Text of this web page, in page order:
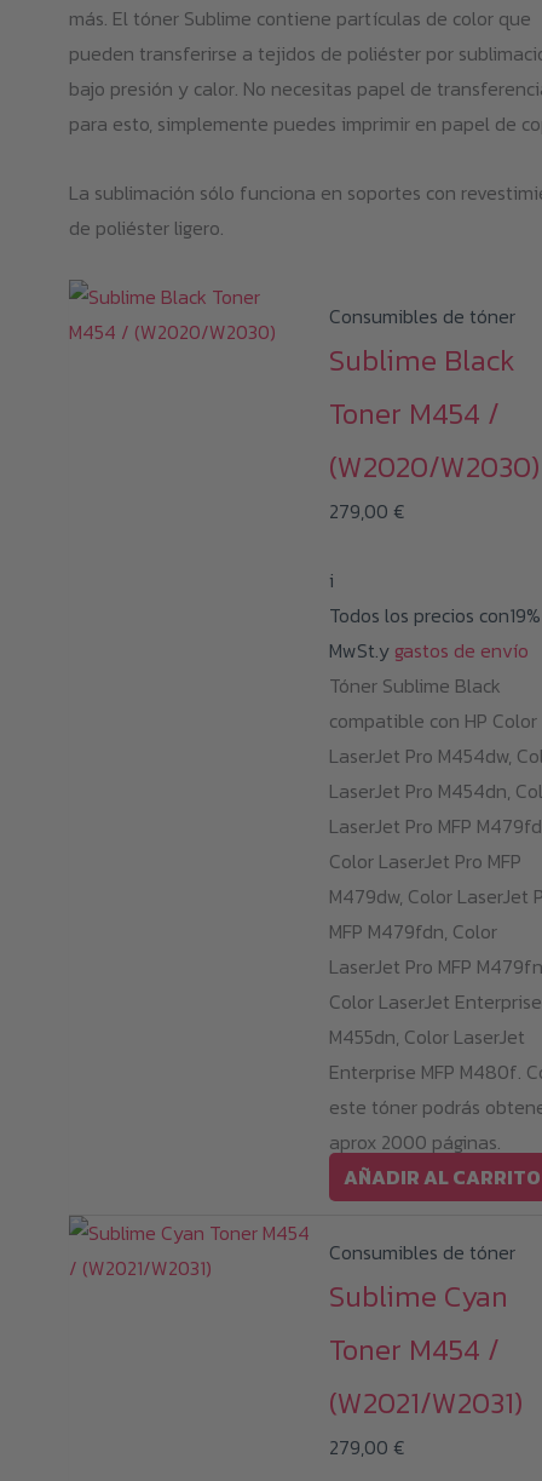
más. El tóner Sublime contiene partículas de color que
pueden transferirse a tejidos de poliéster por
bajo presión y calor. No necesitas papel de
para esto, simplemente puedes imprimir en papel de
La sublimación sólo funciona en soportes con
de poliéster ligero.
Consumibles de tóner
Sublime Black
Toner M454 /
(W2020/W2030)
279,00 €
i
Todos los precios con19%
MwSt.y gastos de envío
Tóner Sublime Black
compatible con HP Color
LaserJet Pro M454dw,
LaserJet Pro M454dn,
LaserJet Pro MFP
Color LaserJet Pro MFP
M479dw, Color LaserJet
MFP M479fdn, Color
LaserJet Pro MFP
Color LaserJet Enterprise
M455dn, Color LaserJet
Enterprise MFP M480f.
este tóner podrás
aprox 2000 páginas.
AÑADIR AL CARRITO
Consumibles de tóner
Sublime Cyan
Toner M454 /
(W2021/W2031)
279,00 €